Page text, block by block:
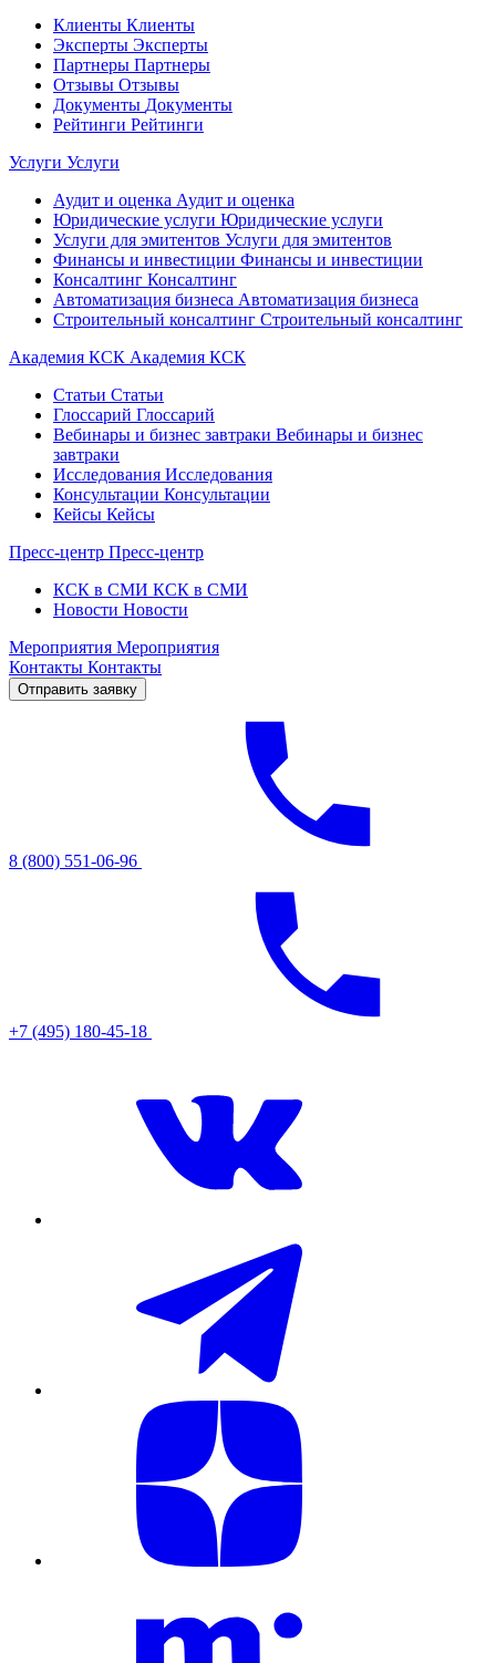
Клиенты Клиенты
Эксперты Эксперты
Партнеры Партнеры
Отзывы Отзывы
Документы Документы
Рейтинги Рейтинги
Услуги Услуги
Аудит и оценка Аудит и оценка
Юридические услуги Юридические услуги
Услуги для эмитентов Услуги для эмитентов
Финансы и инвестиции Финансы и инвестиции
Консалтинг Консалтинг
Автоматизация бизнеса Автоматизация бизнеса
Строительный консалтинг Строительный консалтинг
Академия КСК Академия КСК
Статьи Статьи
Глоссарий Глоссарий
Вебинары и бизнес завтраки Вебинары и бизнес
завтраки
Исследования Исследования
Консультации Консультации
Кейсы Кейсы
Пресс-центр Пресс-центр
КСК в СМИ КСК в СМИ
Новости Новости
Мероприятия Мероприятия
Контакты Контакты
Отправить заявку
8 (800) 551-06-96
+7 (495) 180-45-18